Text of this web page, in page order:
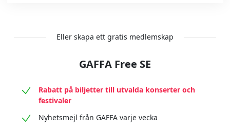
Eller skapa ett gratis medlemskap
GAFFA Free SE
Rabatt på biljetter till utvalda konserter och
festivaler
Nyhetsmejl från GAFFA varje vecka